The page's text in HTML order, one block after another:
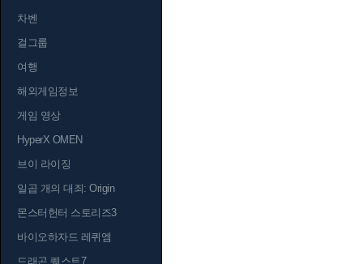
차벤
걸그룹
여행
해외게임정보
게임 영상
HyperX OMEN
브이 라이징
일곱 개의 대죄: Origin
몬스터헌터 스토리즈3
바이오하자드 레퀴엠
드래곤 퀘스트7